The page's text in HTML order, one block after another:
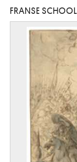
FRANSE SCHOOL